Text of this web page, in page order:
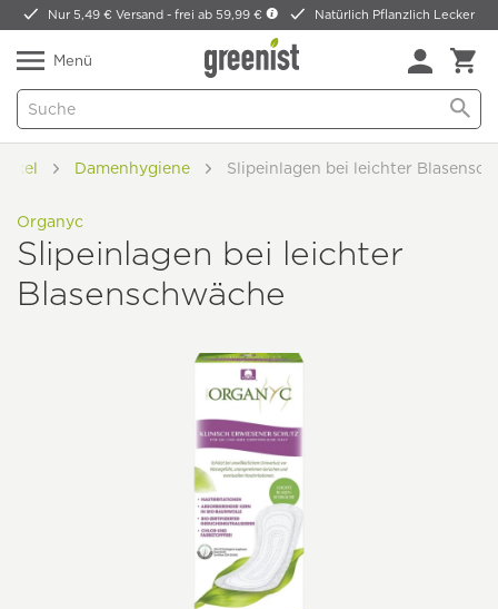
Nur 5,49 € Versand -frei ab 59,99 € Natürlich Pflanzlich Lecker
Menü
Damenhygiene Slipeinlagen bei leichter
Organyc
Slipeinlagen bei leichter
Blasenschwäche